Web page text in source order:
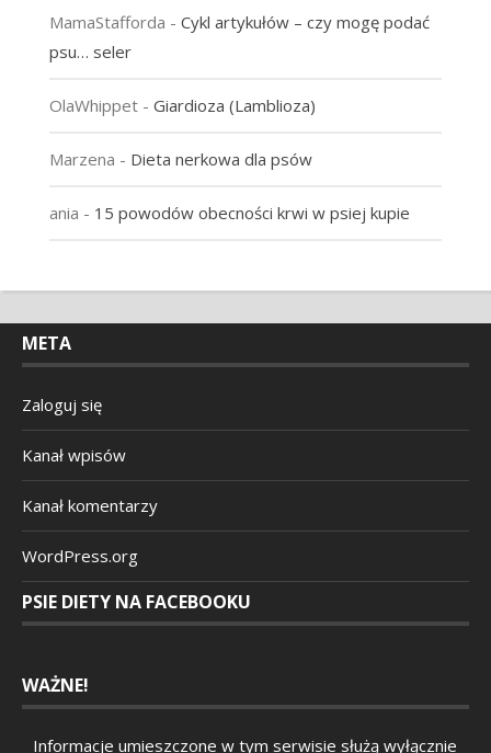
MamaStafforda - Cykl artykułów – czy mogę podać
psu… seler
OlaWhippet- Giardioza (Lamblioza)
Marzena - Dieta nerkowa dla psów
ania - 15 powodów obecności krwi w psiej kupie
META
Zaloguj się
Kanał wpisów
Kanał komentarzy
WordPress.org
PSIE DIETY NA FACEBOOKU
WAŻNE!
Informacje umieszczone w tym serwisie służą wyłącznie